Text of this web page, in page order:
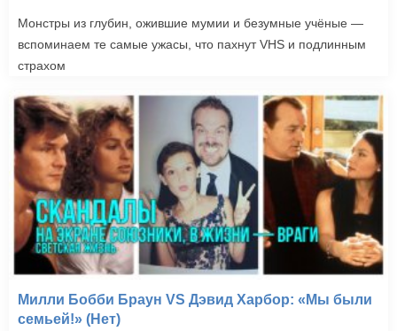
Монстры из глубин, ожившие мумии и безумные учёные —
вспоминаем те самые ужасы, что пахнут VHS и подлинным
страхом
Милли Бобби Браун VS Дэвид Харбор: «Мы были
семьей!» (Нет)